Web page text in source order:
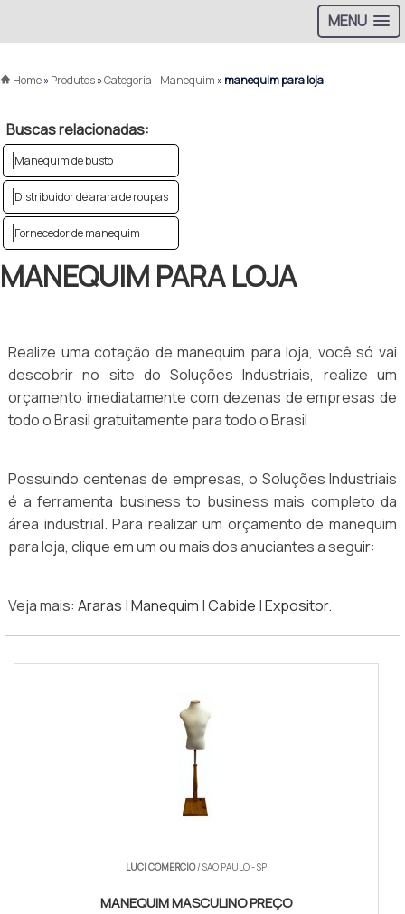
MENU
Home»Produtos»Categoria - Manequim »manequim para loja
Buscas relacionadas:
Manequim de busto
Distribuidor de arara de roupas
Fornecedor de manequim
MANEQUIM PARA LOJA
Realize uma cotação de manequim para loja, você só vai
descobrir no site do Soluções Industriais, realize um
orçamento imediatamente com dezenas de empresas de
todo o Brasil gratuitamente para todo o Brasil
Possuindo centenas de empresas, o Soluções Industriais
é a ferramenta business to business mais completo da
área industrial. Para realizar um orçamento de manequim
para loja, clique em um ou mais dos anuciantes a seguir:
Veja mais: Araras |Manequim |Cabide |Expositor.
LUCI COMERCIO/ SÃO PAULO - SP
MANEQUIM MASCULINO PREÇO